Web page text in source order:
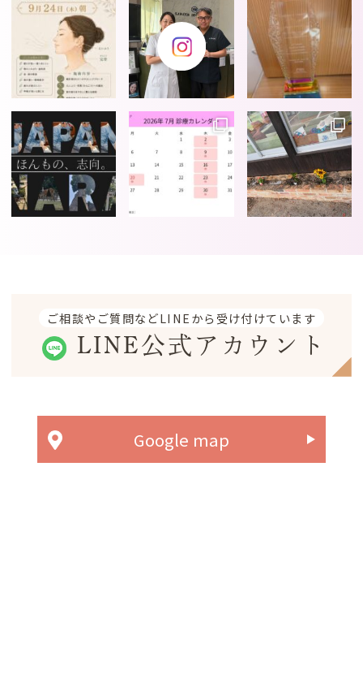
ご相談やご質問などLINEから受け付けています
LINE公式アカウント
Google map